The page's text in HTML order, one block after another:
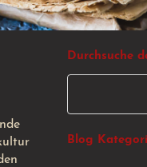
Durchsuche
Blog